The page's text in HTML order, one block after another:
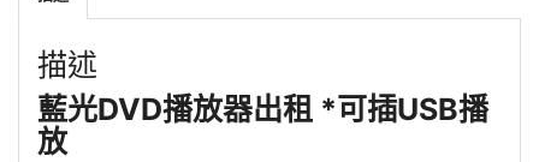
描述
藍光DVD播放器出租 *可插USB播
放